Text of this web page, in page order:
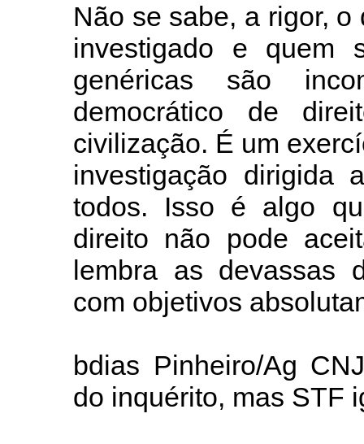
Não se sabe, a rigor,
investigado e quem
genéricas são
democrático de
civilização. É um
investigação dirigida
todos. Isso é algo
direito não pode
lembra as devassas
com objetivos
bdias Pinheiro/Ag
do inquérito, mas STF